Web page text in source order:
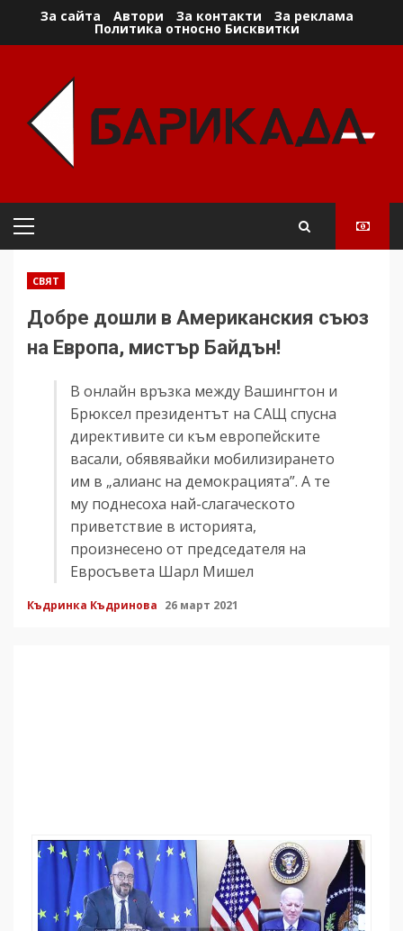
За сайта Автори За контакти За реклама
Политика относно Бисквитки
Primary
СВЯТ
Добре дошли в Американския съюз
на Европа, мистър Байдън!
В онлайн връзка между Вашингтон и
Брюксел президентът на САЩ спусна
директивите си към европейските
васали, обявявайки мобилизирането
им в „алианс на демокрацията”. А те
му поднесоха най-слагаческото
приветствие в историята,
произнесено от председателя на
Евросъвета Шарл Мишел
Къдринка Къдринова 26 март 2021